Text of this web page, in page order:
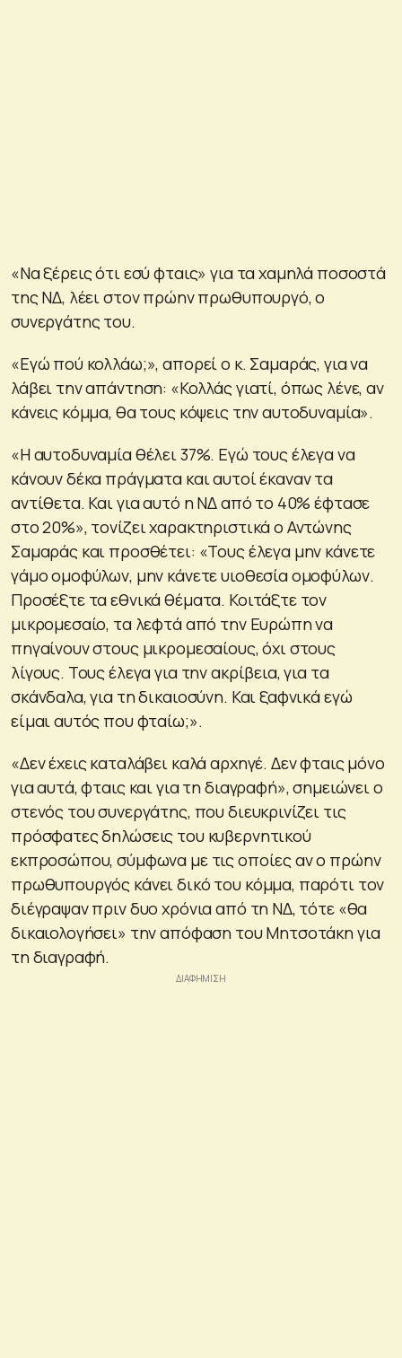
«Να ξέρεις ότι εσύ φταις» για τα χαμηλά ποσοστά
της ΝΔ, λέει στον πρώην πρωθυπουργό, ο
συνεργάτης του.
«Εγώ πού κολλάω;», απορεί ο κ. Σαμαράς, για να
λάβει την απάντηση: «Κολλάς γιατί, όπως λένε, αν
κάνεις κόμμα, θα τους κόψεις την αυτοδυναμία».
«Η αυτοδυναμία θέλει 37%. Εγώ τους έλεγα να
κάνουν δέκα πράγματα και αυτοί έκαναν τα
αντίθετα. Και για αυτό η ΝΔ από το 40% έφτασε
στο 20%», τονίζει χαρακτηριστικά ο Αντώνης
Σαμαράς και προσθέτει: «Τους έλεγα μην κάνετε
γάμο ομοφύλων, μην κάνετε υιοθεσία ομοφύλων.
Προσέξτε τα εθνικά θέματα. Κοιτάξτε τον
μικρομεσαίο, τα λεφτά από την Ευρώπη να
πηγαίνουν στους μικρομεσαίους, όχι στους
λίγους. Τους έλεγα για την ακρίβεια, για τα
σκάνδαλα, για τη δικαιοσύνη. Και ξαφνικά εγώ
είμαι αυτός που φταίω;».
«Δεν έχεις καταλάβει καλά αρχηγέ. Δεν φταις μόνο
για αυτά, φταις και για τη διαγραφή», σημειώνει ο
στενός του συνεργάτης, που διευκρινίζει τις
πρόσφατες δηλώσεις του κυβερνητικού
εκπροσώπου, σύμφωνα με τις οποίες αν ο πρώην
πρωθυπουργός κάνει δικό του κόμμα, παρότι τον
διέγραψαν πριν δυο χρόνια από τη ΝΔ, τότε «θα
δικαιολογήσει» την απόφαση του Μητσοτάκη για
τη διαγραφή.